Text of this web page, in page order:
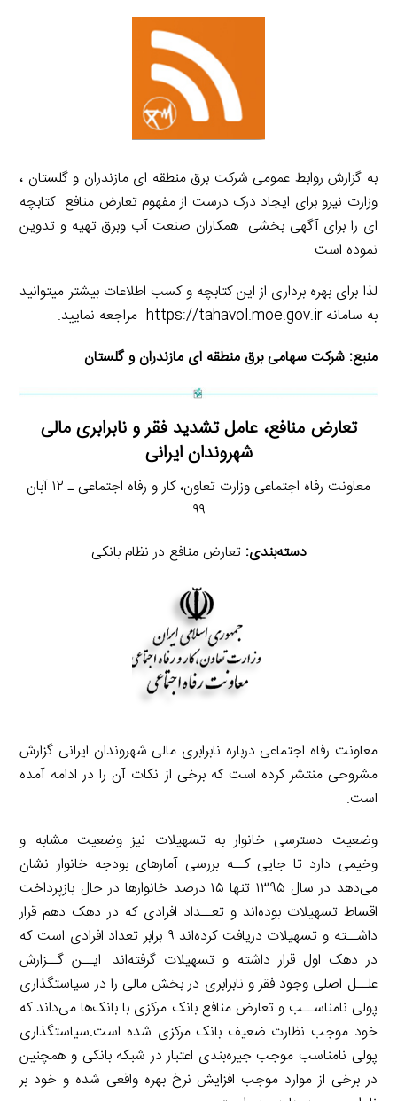
به گزارش روابط عمومی شرکت برق منطقه ای مازندران و گلستان ،
وزارت نیرو برای ایجاد درک درست از مفهوم تعارض منافع کتابچه
ای را برای آگهی بخشی همکاران صنعت آب وبرق تهیه و تدوین
نموده است.
لذا برای بهره برداری از این کتابچه و کسب اطلاعات بیشتر میتوانید
به سامانه https://tahavol.moe.gov.ir مراجعه نمایید.
منبع: شرکت سهامی برق منطقه ای مازندران و گلستان
تعارض منافع، عامل تشدید فقر و نابرابری مالی
شهروندان ایرانی
معاونت رفاه اجتماعی وزارت تعاون، کار و رفاه اجتماعی ـ ۱۲ آبان
۹۹
دسته‌بندی: تعارض منافع در نظام بانکی
معاونت رفاه اجتماعی درباره نابرابری مالی شهروندان ایرانی گزارش
مشروحی منتشر کرده است که برخی از نکات آن را در ادامه آمده
است.
وضعیت دسترسی خانوار به تسهیلات نیز وضعیت مشابه و
وخیمی دارد تا جایی کــه بررسی آمارهای بودجه خانوار نشان
می‌دهد در سال ۱۳۹۵ تنها ۱۵ درصد خانوارها در حال بازپرداخت
اقساط تسهیلات بوده‌اند و تعــداد افرادی که در دهک دهم قرار
داشــته و تسهیلات دریافت کرده‌اند ۹ برابر تعداد افرادی است که
در دهک اول قرار داشته و تسهیلات گرفته‌اند. ایــن گــزارش
علــل اصلی وجود فقر و نابرابری در بخش مالی را در سیاستگذاری
پولی نامناســب و تعارض منافع بانک مرکزی با بانک‌ها می‌داند که
خود موجب نظارت ضعیف بانک مرکزی شده است.سیاستگذاری
پولی نامناسب موجب جیره‌بندی اعتبار در شبکه بانکی و همچنین
در برخی از موارد موجب افزایش نرخ بهره واقعی شده و خود بر